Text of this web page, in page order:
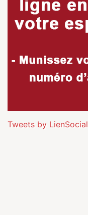
Tweets by LienSocial